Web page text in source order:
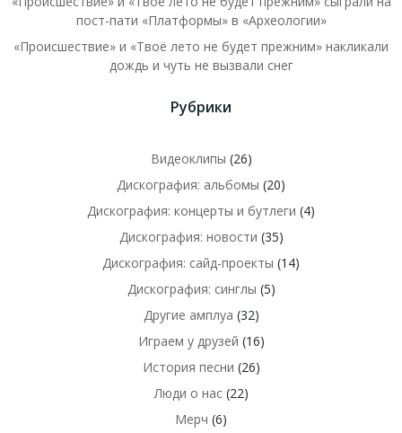
пост-пати «Платформы» в «Археологии»
«Происшествие» и «Твоё лето не будет прежним» накликали
дождь и чуть не вызвали снег
Рубрики
Видеоклипы (26)
Дискография: альбомы (20)
Дискография: концерты и бутлеги (4)
Дискография: новости (35)
Дискография: сайд-проекты (14)
Дискография: синглы (5)
Другие амплуа (32)
Играем у друзей (16)
История песни (26)
Люди о нас(22)
Мерч (6)